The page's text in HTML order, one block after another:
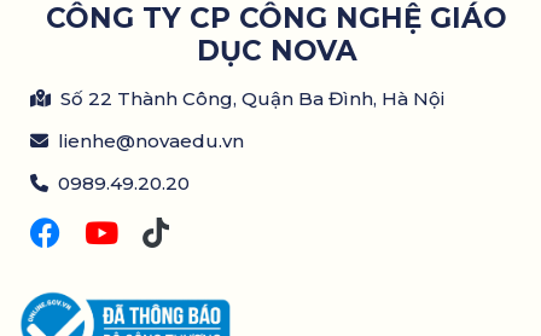
CÔNG TY CP CÔNG NGHỆ GIÁO
DỤC NOVA
Số 22 Thành Công, Quận Ba Đình, Hà Nội
lienhe@novaedu.vn
0989.49.20.20